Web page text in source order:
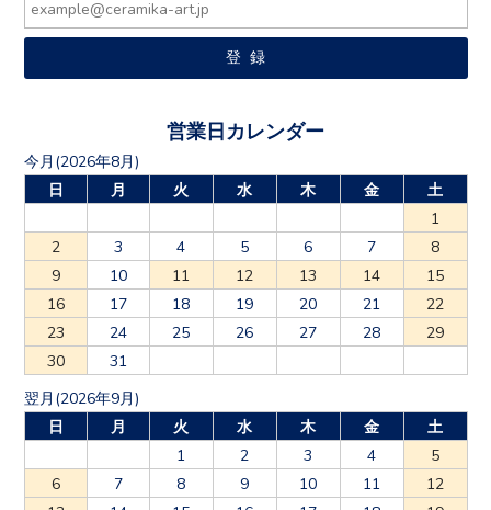
営業日カレンダー
今月(2026年8月)
日
月 火 水 木 金
土
1
2
3 4 5 6 7
8
9
10 11 12 13 14
15
16
17 18 19 20 21
22
23
24 25 26 27 28
29
30
31
翌月(2026年9月)
日
月 火 水 木 金
土
1
2 3 4
5
6
7 8 9 10 11
12